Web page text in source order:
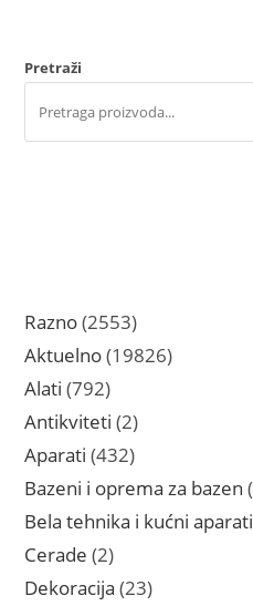
Pretraži
Razno 25532553
proizvoda
Aktuelno 1982619826
Alati 792792
proizvoda
Antikviteti 22
proizvoda
Aparati 432432
proizvoda
Bazeni i oprema za bazen
Bela tehnika i kućni aparati
Cerade 22
proizvoda
Dekoracija 2323